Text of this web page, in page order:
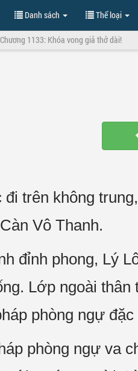
Danh sách Thể loại
Chương 1133: Khóa vong giả thở dài!
trên không
Vô Thanh.
đỉnh phong, Lý
Lớp ngoài
phòng ngự đặc
phòng ngự va